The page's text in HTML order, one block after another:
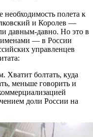
необходимость полета к
и Королев —
давным-давно. Но это в
именами — в России
управленцев
Хватит болтать, куда
меньше говорить и
доли России на